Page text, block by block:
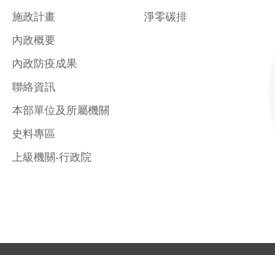
施政計畫
內政概要
內政防疫成果
聯絡資訊
本部單位及所屬機關
史料專區
上級機關-行政院
淨零碳排